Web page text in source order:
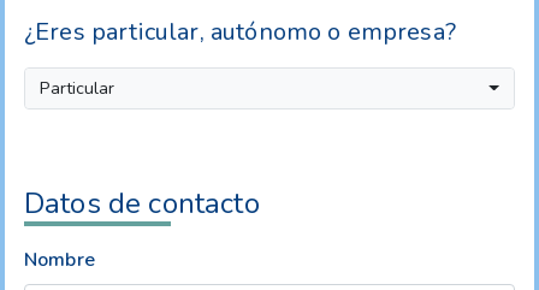
¿Eres particular, autónomo o empresa?
Particular
Datos de contacto
Nombre